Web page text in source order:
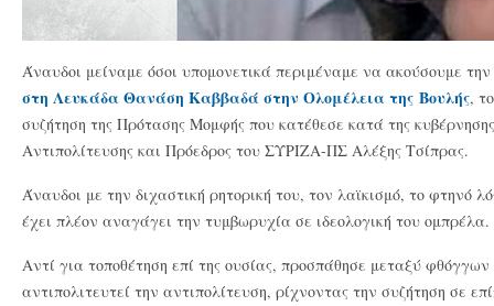
Άναυδοι μείναμε όσοι υπομονετικά περιμέναμε να ακούσουμε την
στη Λευκάδα Θανάση Καββαδά στην Ολομέλεια της Βουλής,
συζήτηση της Πρότασης Μομφής που κατέθεσε κατά της
Αντιπολίτευσης και Πρόεδρος του ΣΥΡΙΖΑ-ΠΣ Αλέξης Τσίπρας.
Άναυδοι με την διχαστική ρητορική του, τον λαϊκισμό, το φτηνό
έχει πλέον αναγάγει την τυμβωρυχία σε ιδεολογική του ομπρέλα.
Αντί για τοποθέτηση επί της ουσίας, προσπάθησε μεταξύ
αντιπολιτευτεί την αντιπολίτευση, ρίχνοντας την συζήτηση σε